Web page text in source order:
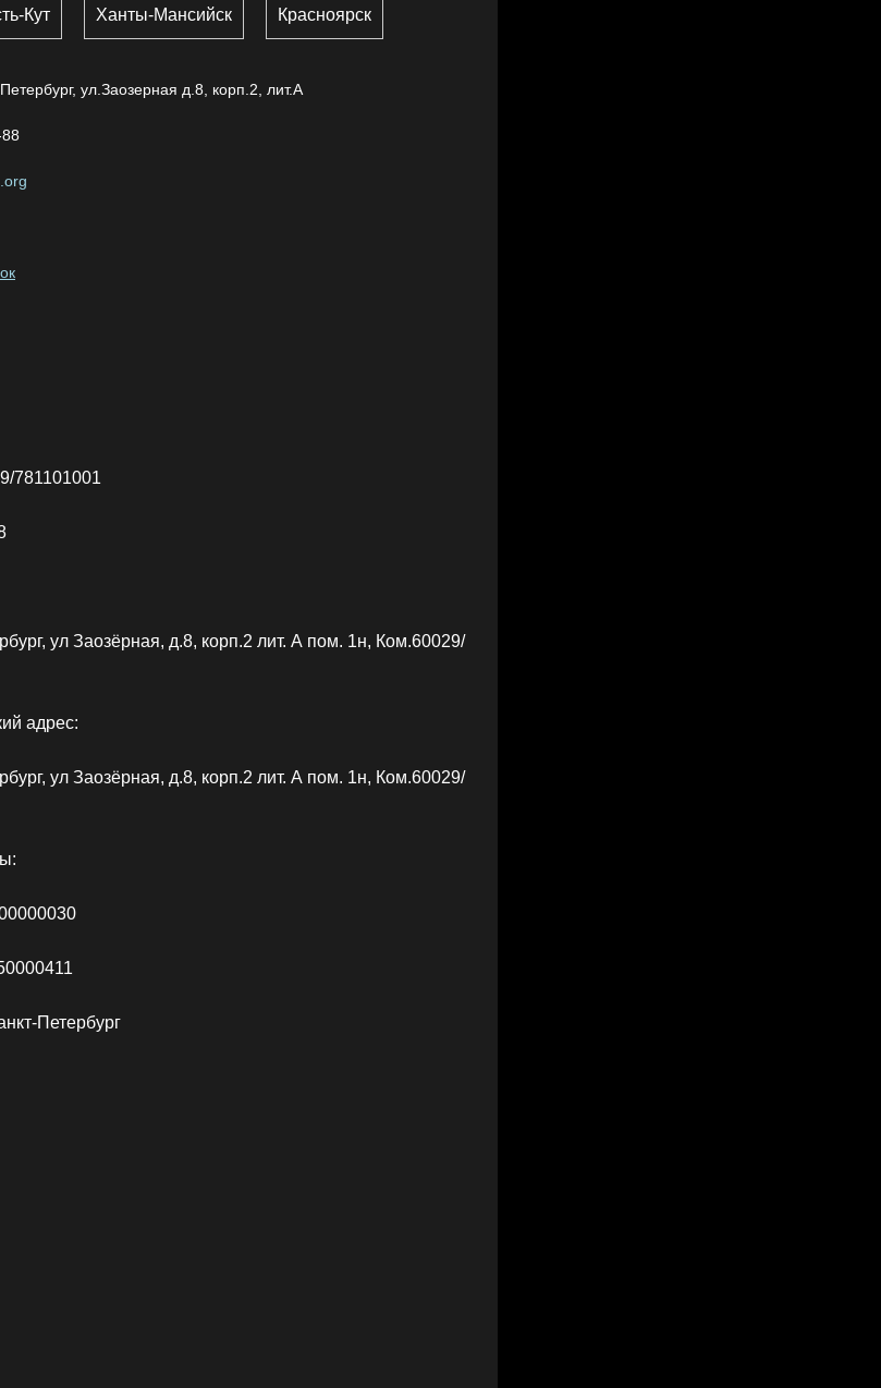
Кут Ханты-Мансийск Красноярск
ул.Заозерная д.8, корп.2, лит.А
781101001
ул Заозёрная, д.8, корп.2 лит. А пом. 1н, Ком.60029/
адрес:
ул Заозёрная, д.8, корп.2 лит. А пом. 1н, Ком.60029/
Петербург